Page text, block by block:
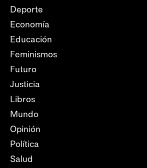
Deporte
Economía
Educación
Feminismos
Futuro
Justicia
Libros
Mundo
Opinión
Política
Salud